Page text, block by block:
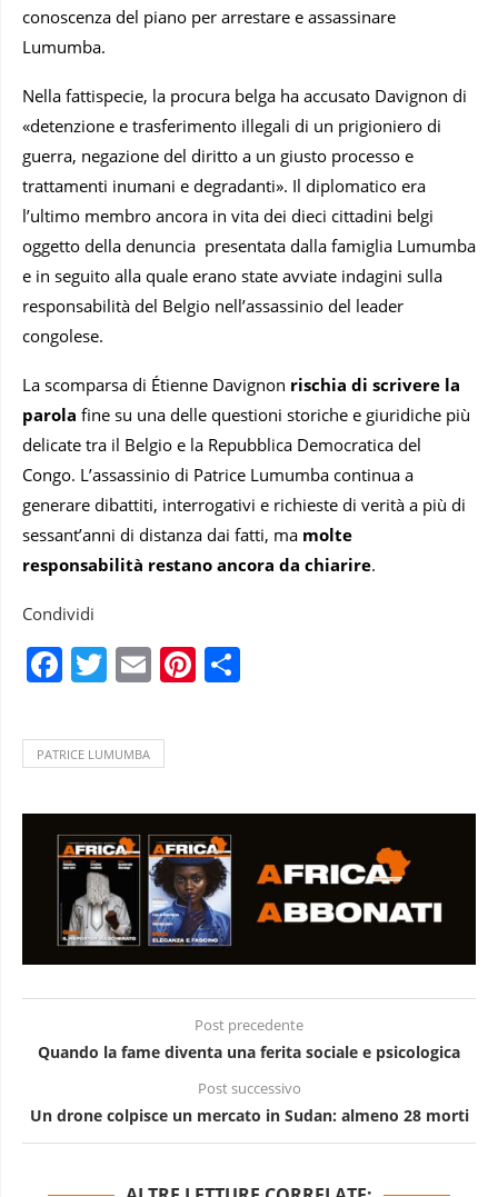
conoscenza del piano per arrestare e assassinare
Lumumba.
Nella fattispecie, la procura belga ha accusato Davignon di
«detenzione e trasferimento illegali di un prigioniero di
guerra, negazione del diritto a un giusto processo e
trattamenti inumani e degradanti». Il diplomatico era
l’ultimo membro ancora in vita dei dieci cittadini belgi
oggetto della denuncia presentata dalla famiglia Lumumba
e in seguito alla quale erano state avviate indagini sulla
responsabilità del Belgio nell’assassinio del leader
congolese.
La scomparsa di Étienne Davignon rischia di scrivere la
parola fine su una delle questioni storiche e giuridiche più
delicate tra il Belgio e la Repubblica Democratica del
Congo. L’assassinio di Patrice Lumumba continua a
generare dibattiti, interrogativi e richieste di verità a più di
sessant’anni di distanza dai fatti, ma molte
responsabilità restano ancora da chiarire.
Condividi
Facebook
Twitter
EmailPinterest
PATRICE LUMUMBA
Post precedente
Quando la fame diventa una ferita sociale e psicologica
Post successivo
Un drone colpisce un mercato in Sudan: almeno 28 morti